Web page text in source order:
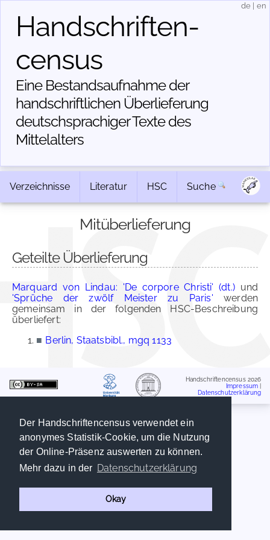
Der Handschriftencensus verwendet ein
anonymes Statistik-Cookie, um die Nutzung
der Online-Präsenz auswerten zu können.
Mehr dazu in der Datenschutzerklärung
Okay
Handschriften­
census
Eine Bestandsaufnahme der
handschriftlichen Über­lieferung
deutschsprachiger Texte des
Mittelalters
de en
Verzeichnisse Literatur HSC Suche
Mitüberlieferung
Geteilte Überlieferung
Marquard von Lindau: 'De corpore Christi' (dt.)und
'Sprüche der zwölf Meister zu Paris' werden
gemeinsam in der folgenden HSC-Beschreibung
überliefert:
■ Berlin, Staatsbibl., mgq 1133
Handschriftencensus 2026
Impressum
Datenschutzerklärung